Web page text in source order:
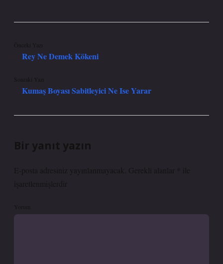
Önceki Yazı
Rey Ne Demek Kökeni
Sonraki Yazı
Kumaş Boyası Sabitleyici Ne Ise Yarar
Bir yanıt yazın
E-posta adresiniz yayınlanmayacak. Gerekli alanlar
ile
işaretlenmişlerdir
Yorum